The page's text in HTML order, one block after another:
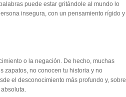
puede estar gritándole al mundo lo
insegura, con un pensamiento rígido y
o la negación. De hecho, muchas
zapatos, no conocen tu historia y no
el desconocimiento más profundo y, sobre